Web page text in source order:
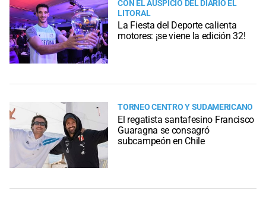
CON EL AUSPICIO DEL DIARIO EL
LITORAL
La Fiesta del Deporte calienta
motores: ¡se viene la edición 32!
TORNEO CENTRO Y SUDAMERICANO
El regatista santafesino Francisco
Guaragna se consagró
subcampeón en Chile